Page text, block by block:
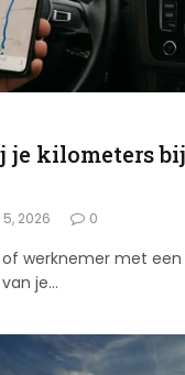
je kilometers
2026 0
werknemer met
je…